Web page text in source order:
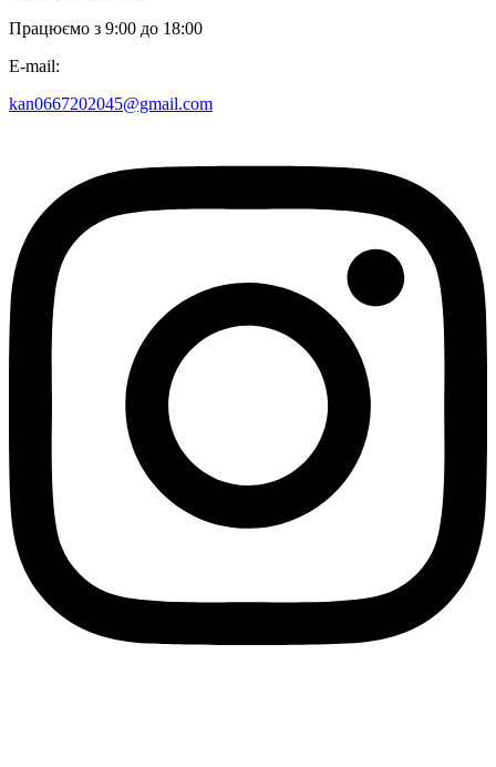
Працюємо з 9:00 до 18:00
E-mail:
kan0667202045@gmail.com